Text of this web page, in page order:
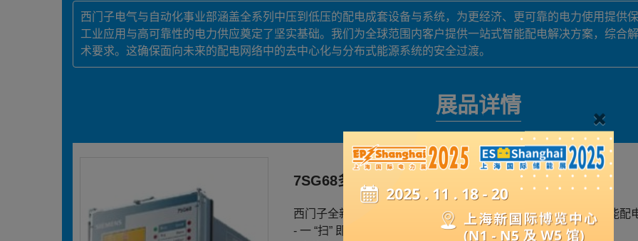
西门子电气与自动化事业部涵盖全系列中压到低压的配电成套设备与系统，为更经济、更可靠的电力使用提供
工业应用与高可靠性的电力供应奠定了坚实基础。我们为全球范围内客户提供一站式智能配电解决方案，综合
术要求。这确保面向未来的配电网络中的去中心化与分布式能源系统的安全过渡。
展品详情
7SG68多功能过流保护测控装置
西门子全新 7SG68 来了，这不仅仅是一款新产品，更是一场智能配
- 一 “扫” 即连，手机就是控制台